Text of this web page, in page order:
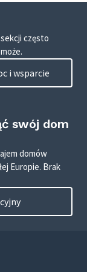
często
i wsparcie
swój dom
domów
Europie. Brak